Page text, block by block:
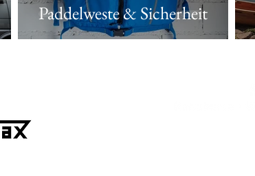
Paddelweste & Sicherheit